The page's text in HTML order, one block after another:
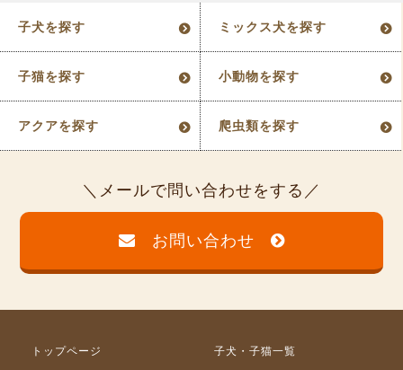
子犬を探す ミックス犬を探す
子猫を探す 小動物を探す
アクアを探す 爬虫類を探す
メールで問い合わせをする
お問い合わせ
トップページ 子犬・子猫一覧